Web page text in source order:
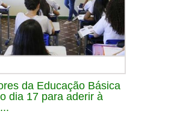
da Educação Básica
dia 17 para aderir à